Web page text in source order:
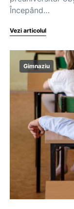
Începând…
Vezi articolul
Gimnaziu